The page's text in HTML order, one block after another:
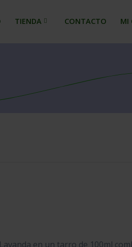
TIENDA CONTACTO MI
en un tarro de 100ml